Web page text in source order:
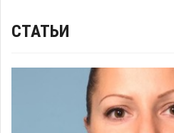
СТАТЬИ